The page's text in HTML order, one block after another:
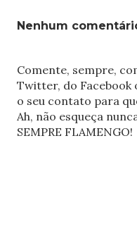
Nenhum
Comente, sempre,
Twitter, do Facebook
o seu contato para
Ah, não esqueça
SEMPRE FLAMENGO!